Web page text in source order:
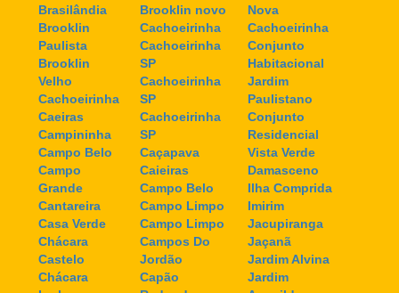
Brasilândia
Brooklin
Paulista
Brooklin
Velho
Cachoeirinha
Caeiras
Campininha
Campo Belo
Campo
Grande
Cantareira
Casa Verde
Chácara
Castelo
Chácara
Brooklin novo
Cachoeirinha
Cachoeirinha
SP
Cachoeirinha
SP
Cachoeirinha
SP
Caçapava
Caieiras
Campo Belo
Campo Limpo
Campo Limpo
Campos Do
Jordão
Capão
Nova
Cachoeirinha
Conjunto
Habitacional
Jardim
Paulistano
Conjunto
Residencial
Vista Verde
Damasceno
Ilha Comprida
Imirim
Jacupiranga
Jaçanã
Jardim Alvina
Jardim